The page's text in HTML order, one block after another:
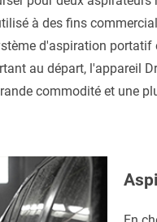
à des fins
d'aspiration portatif
au départ, l'appareil
commodité et une